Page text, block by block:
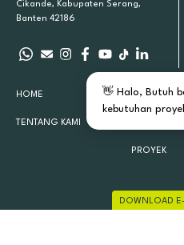
Cikande, Kabupaten Serang,
Banten 42186
HOME
TENTANG KAMI
PRODUK
PROYEK
DOWNLOAD
👋 Halo, Butuh
kebutuhan